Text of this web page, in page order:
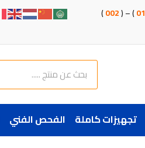
) – (
002
)
Search
تجهيزات كاملة الفحص الفني